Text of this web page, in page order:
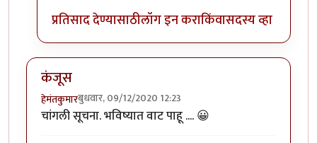
प्रतिसाद देण्यासाठीलॉग इन कराकिंवासदस्य व्हा
कंजूस
हेमंतकुमारबुधवार, 09/12/2020 12:23
चांगली सूचना. भविष्यात वाट पाहू .... 😀